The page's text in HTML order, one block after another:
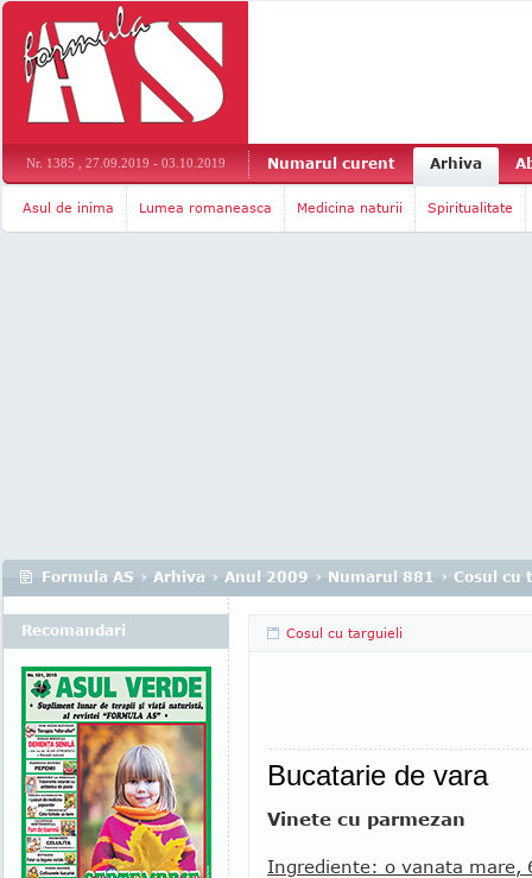
Nr. 1385 , 27.09.2019 - 03.10.2019 Numarul curent Arhiva
Asul de inima Lumea romaneasca Medicina naturii Spiritualitate
Formula AS › Arhiva › Anul 2009 › Numarul 881 › Cosul cu
Cosul cu targuieli
Bucatarie de vara
Vinete cu parmezan
Ingrediente: o vanata mare,
Recomandari